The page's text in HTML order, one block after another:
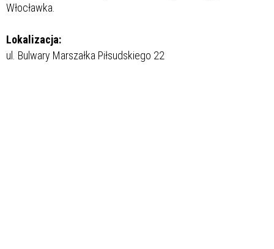
Włocławka.
Lokalizacja:
ul. Bulwary Marszałka Piłsudskiego 22